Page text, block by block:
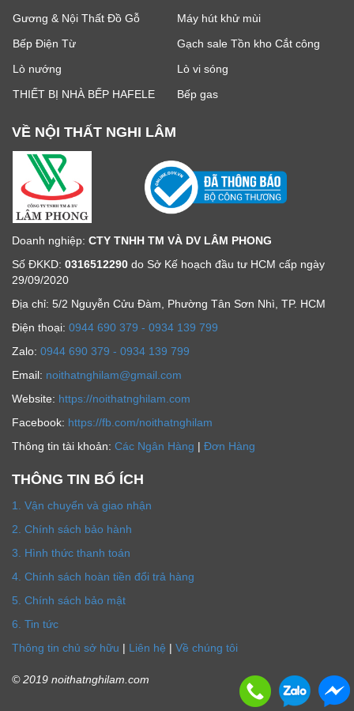
Gương & Nội Thất Đồ Gỗ
Máy hút khử mùi
Bếp Điện Từ
Gạch sale Tồn kho Cắt công
Lò nướng
Lò vi sóng
THIẾT BỊ NHÀ BẾP HAFELE
Bếp gas
VỀ NỘI THẤT NGHI LÂM
Doanh nghiệp: CTY TNHH TM VÀ DV LÂM PHONG
Số ĐKKD: 0316512290 do Sở Kế hoạch đầu tư HCM cấp ngày
29/09/2020
Địa chỉ: 5/2 Nguyễn Cửu Đàm, Phường Tân Sơn Nhì, TP. HCM
Ðiện thoại: 0944 690 379 - 0934 139 799
Zalo: 0944 690 379 - 0934 139 799
Email: noithatnghilam@gmail.com
Website: https://noithatnghilam.com
Facebook: https://fb.com/noithatnghilam
Thông tin tài khoản: Các Ngân Hàng | Đơn Hàng
THÔNG TIN BỔ ÍCH
1. Vận chuyển và giao nhận
2. Chính sách bảo hành
3. Hình thức thanh toán
4. Chính sách hoàn tiền đổi trả hàng
5. Chính sách bảo mật
6. Tin tức
Thông tin chủ sở hữu | Liên hệ | Về chúng tôi
© 2019 noithatnghilam.com